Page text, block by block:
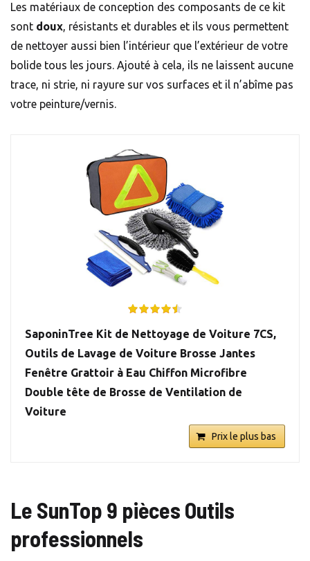
Les matériaux de conception des composants de ce kit
sont doux, résistants et durables et ils vous permettent
de nettoyer aussi bien l’intérieur que l’extérieur de votre
bolide tous les jours. Ajouté à cela, ils ne laissent aucune
trace, ni strie, ni rayure sur vos surfaces et il n’abîme pas
votre peinture/vernis.
SaponinTree Kit de Nettoyage de Voiture 7CS,
Outils de Lavage de Voiture Brosse Jantes
Fenêtre Grattoir à Eau Chiffon Microfibre
Double tête de Brosse de Ventilation de
Voiture
Prix le plus bas
Le SunTop 9 pièces Outils
professionnels